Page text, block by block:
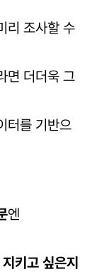
리 조사할 수
면 더더욱 그
터를 기반으
엔
키고 싶은지